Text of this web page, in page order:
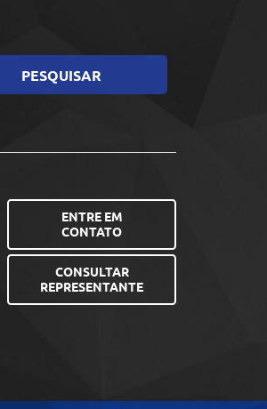
ENTRE EM
CONTATO
CONSULTAR
REPRESENTANTE